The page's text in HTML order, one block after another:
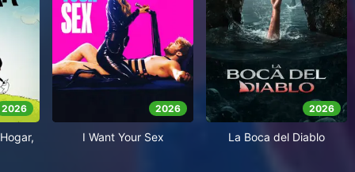
2026 2026
I Want Your Sex
2026
La Boca del Diablo